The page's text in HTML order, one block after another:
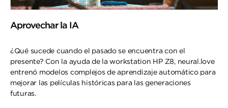
Aprovechar la IA
¿Qué sucede cuando el pasado se encuentra con el
presente? Con la ayuda de la workstation HP Z8, neural.love
entrenó modelos complejos de aprendizaje automático para
mejorar las películas históricas para las generaciones
futuras.